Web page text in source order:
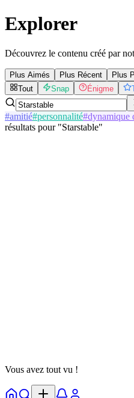
Explorer
Découvrez le contenu créé par
Plus Aimés Plus Récent
Plus
Tout
Snap Énigme
#amitié#personnalité#dynamique
résultats pour"Starstable"
Vous avez tout vu !
AccueilExplorer Notifs